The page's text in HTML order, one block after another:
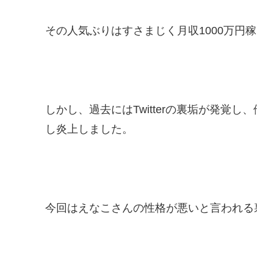
その人気ぶりはすさまじく月収1000万円稼
しかし、過去にはTwitterの裏垢が発覚し
し炎上しました。
今回はえなこさんの性格が悪いと言われ